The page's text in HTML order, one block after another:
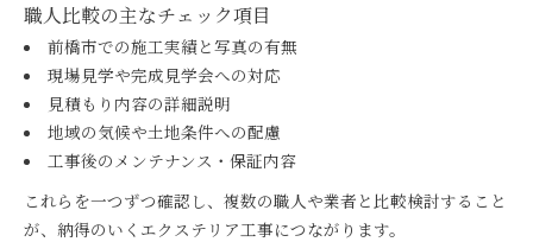
職人比較の主なチェック項目
前橋市での施工実績と写真の有無
現場見学や完成見学会への対応
見積もり内容の詳細説明
地域の気候や土地条件への配慮
工事後のメンテナンス・保証内容
これらを一つずつ確認し、複数の職人や業者と比較検討すること
が、納得のいくエクステリア工事につながります。